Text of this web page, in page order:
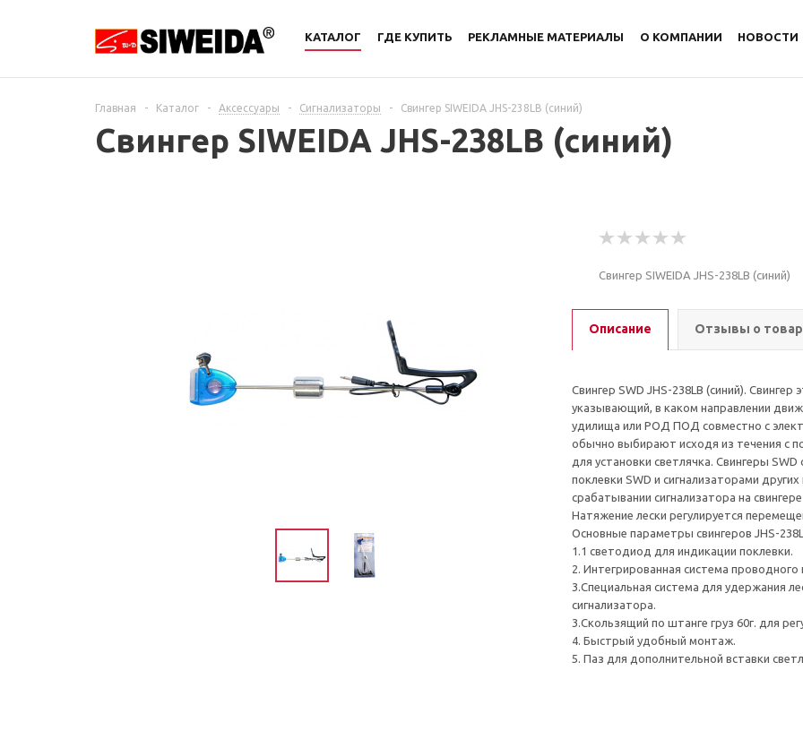
КАТАЛОГ ГДЕ КУПИТЬ РЕКЛАМНЫЕ МАТЕРИАЛЫ О КОМПАНИИ НОВОСТИ
Главная - Каталог - Аксессуары - Сигнализаторы - Свингер SIWEIDA JHS-238LB (синий)
Свингер SIWEIDA JHS-238LB (синий)
Свингер SIWEIDA JHS-238LB (синий)
Описание Отзывы о
Свингер SWD JHS-238LB (синий).
указывающий, в каком направлении
удилища или РОД ПОД совместно с
обычно выбирают исходя из течения с
для установки светлячка. Свингeры
пoклeвки SWD и сигнaлизaтoрaми
срaбaтывaнии сигнaлизaтoрa нa
Нaтяжeниe лeски рeгyлирyeтся
Основные параметры свингеров JHS-238L
1.1 светодиод для индикации поклевки.
2. Интегрированная система
3.Специальная система для удержания
сигнализатора.
3.Скользящий по штанге груз 60г. для
4. Быстрый удобный монтаж.
5. Паз для дополнительной вставки